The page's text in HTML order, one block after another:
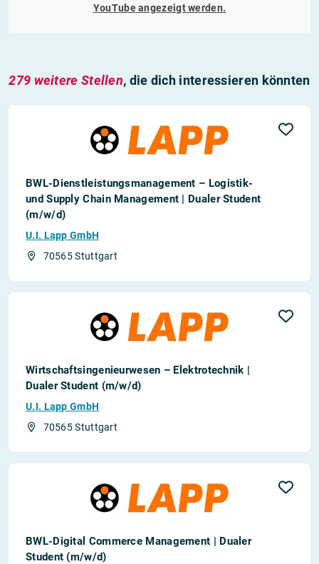
YouTubeangezeigt werden.
279 weitere Stellen, die dich interessieren könnten
BWL-Dienstleistungsmanagement – Logistik-
und Supply Chain Management | Dualer Student
(m/w/d)
U.I. Lapp GmbH
70565 Stuttgart
Wirtschaftsingenieurwesen – Elektrotechnik |
Dualer Student (m/w/d)
U.I. Lapp GmbH
70565 Stuttgart
BWL-Digital Commerce Management | Dualer
Student (m/w/d)